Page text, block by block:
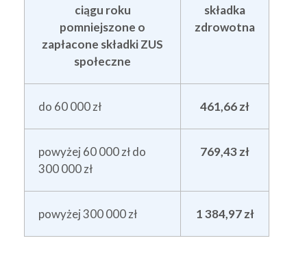
ciągu roku
pomniejszone o
zapłacone składki ZUS
społeczne
składka
zdrowotna
do 60 000 zł 461,66 zł
powyżej 60 000 zł do
300 000 zł
769,43 zł
powyżej 300 000 zł 1 384,97 zł